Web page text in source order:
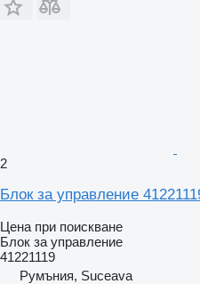
2
Блок за управление
Цена при поискване
Блок за управление
41221119
Румъния, Suceava